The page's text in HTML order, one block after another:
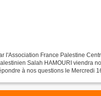
l'Association France Palestine
Salah HAMOURI viendra
à nos questions le Mercredi